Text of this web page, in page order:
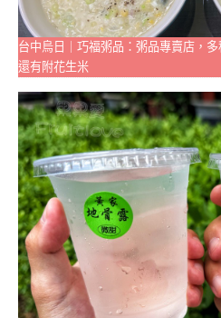
台中烏日｜巧福粥品：粥品專賣店，
還有附花生米